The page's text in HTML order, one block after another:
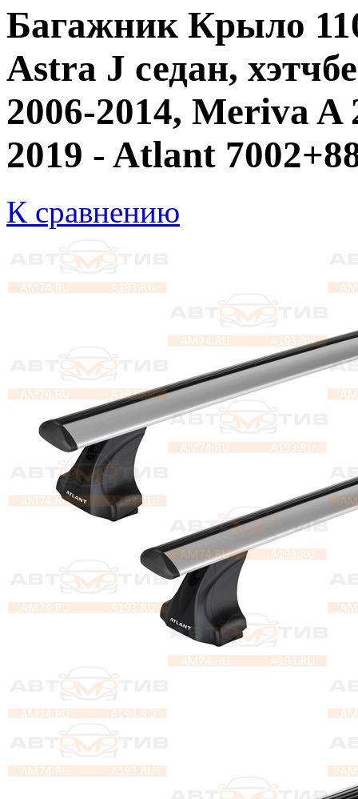
Багажник Крыло
Astra J седан,
2006-2014, Meriva A
2019 - Atlant
К сравнению